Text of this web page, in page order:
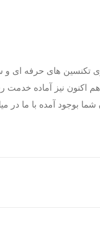
بوجود آمده با ما در